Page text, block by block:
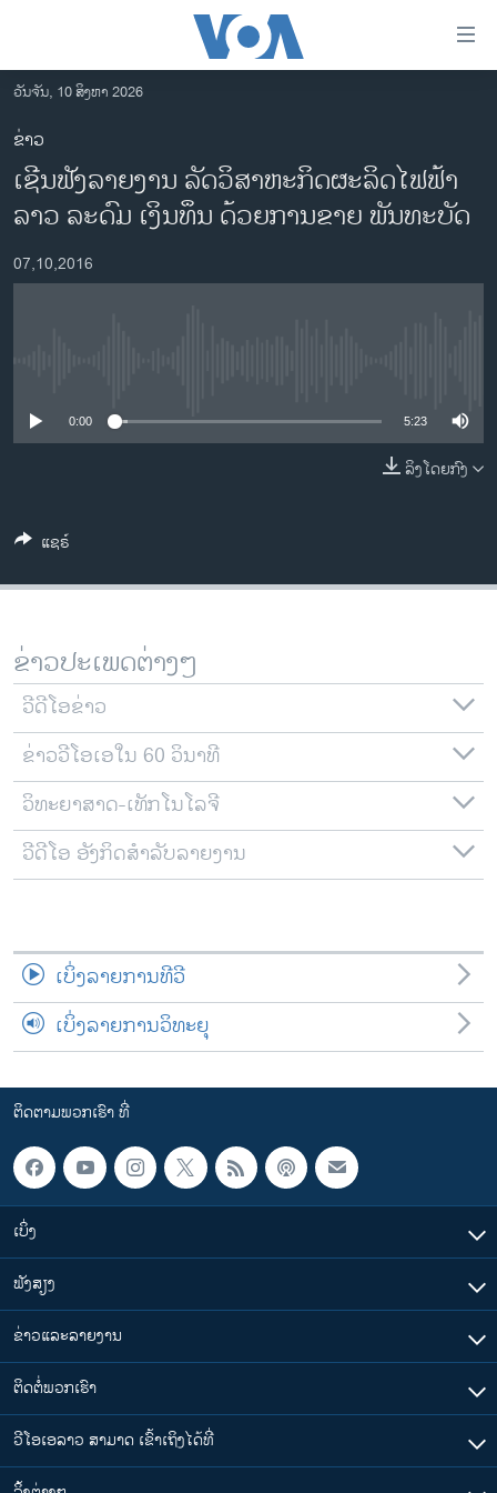
ເຂົ້າ
ຫາ
ຂ້າມ
ຂ້າມ
ຂ້າມ
ໄປ
ຫາ
ຊອກ
ອາເມຣິກາ
ການເລືອກຕັ້ງ ປະທານາທີບໍດີ ສະຫະລັດ 2024
ຂ່າວ​ຈີນ
ຊີວິດຊາວລາວ
ທຸລະກິດ
ພາສາອັງກິດ
ສຽງ
ລາຍການກະຈາຍສຽງ
ລາຍງານ
ຕິດຕາມພວກເຮົາ ທີ່
ພາສາຕ່າງໆ
ວັນຈັນ, 10 ສິງຫາ 2026
ຂ່າວ
ເຊີນຟັງລາຍງານ ລັດວິສາຫະກິດຜະລິດໄຟຟ້າ
ລາວ ລະດົມ ເງິນທຶນ ດ້ວຍການຂາຍ ພັນທະບັດ
07,10,2016
0:00 5:23
ລິງໂດຍກົງ
ແຊຣ໌
ຂ່າວປະເພດຕ່າງໆ
ວີດີໂອຂ່າວ
ຂ່າວວີໂອເອໃນ 60 ວິນາທີ
ວິທະຍາສາດ-ເທັກໂນໂລຈີ
ວີດີໂອ ອັງກິດສຳລັບລາຍງານ
ເບິ່ງລາຍການທີວີ
ເບິ່ງລາຍການວິທະຍຸ
ຕິດຕາມພວກເຮົາ ທີ່
ເບິ່ງ
ຟັງສຽງ
ຂ່າວແລະລາຍງານ
ຕິດຕໍ່ພວກເຮົາ
ວີໂອເອລາວ ສາມາດ ເຂົ້າເຖິງໄດ້ທີ່